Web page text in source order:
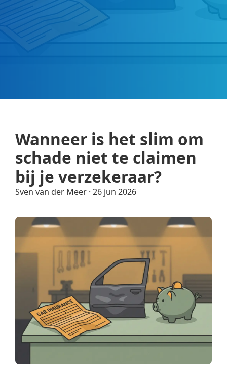
Wanneer is het slim om
schade niet te claimen
bij je verzekeraar?
Sven van der Meer · 26 jun 2026